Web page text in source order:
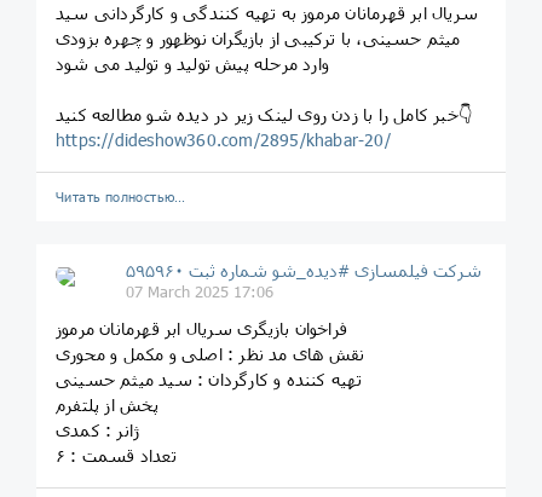
سریال ابر قهرمانان مرموز به تهیه کنندگی و کارگردانی سید
میثم حسینی، با ترکیبی از بازیگران نوظهور و چهره بزودی
وارد مرحله پیش تولید و تولید می شود
خبر کامل را با زدن روی لینک زیر در دیده شو مطالعه کنید👇
https://dideshow360.com/2895/khabar-20/
Читать полностью…
شرکت فیلمسازی #دیده_شو شماره ثبت ۵۹۵۹۶۰
07 March 2025 17:06
فراخوان بازیگری سریال ابر قهرمانان مرموز
نقش های مد نظر : اصلی و مکمل و محوری
تهیه کننده و کارگردان : سید میثم حسینی
پخش از پلتفرم
ژانر : کمدی
تعداد قسمت : ۶